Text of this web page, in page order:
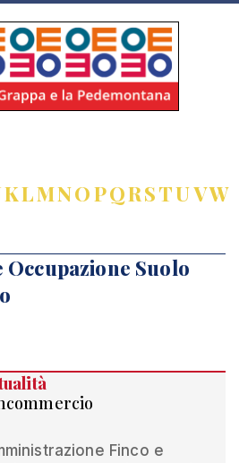
KLMNOPQRSTUVW
Occupazione Suolo
Finco e